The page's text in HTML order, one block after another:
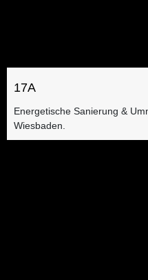
17A
Energetische Sanierung &
Wiesbaden.